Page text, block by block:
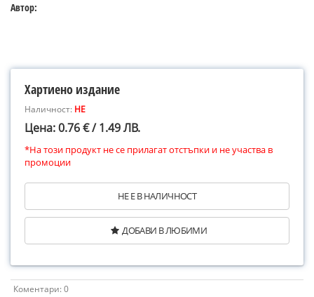
Автор:
Хартиено издание
Наличност: НЕ
Цена: 0.76 € / 1.49 ЛВ.
*На този продукт не се прилагат отстъпки и не участва в
промоции
НЕ Е В НАЛИЧНОСТ
ДОБАВИ В ЛЮБИМИ
Коментари: 0